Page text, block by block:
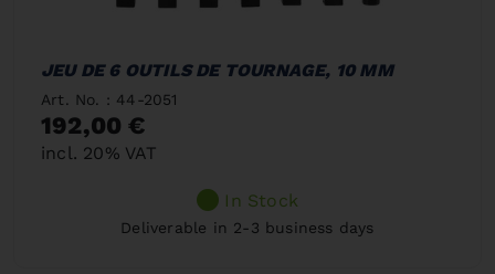
JEU DE 6 OUTILS DE TOURNAGE, 10 MM
Art. No. : 44-2051
192,00 €
incl. 20% VAT
In Stock
Deliverable in 2-3 business days